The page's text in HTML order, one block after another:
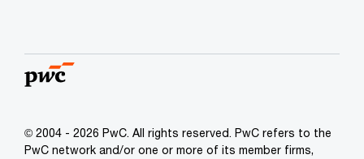
© 2004 - 2026 PwC. All rights reserved. PwC refers to the
PwC network and/or one or more of its member firms,